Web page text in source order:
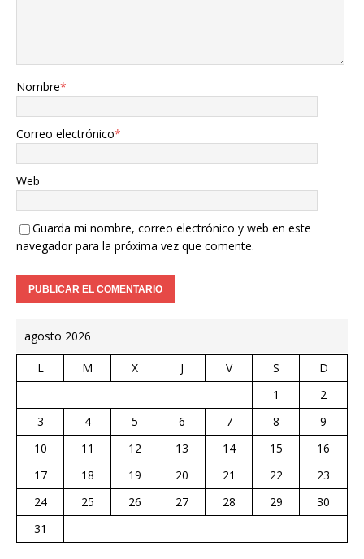
Nombre*
Correo electrónico*
Web
Guarda mi nombre, correo electrónico y web en este
navegador para la próxima vez que comente.
agosto 2026
L M X J V S
D
1
2
3
4 5 6 7 8
9
10
11 12 13 14 15
16
17
18 19 20 21 22
23
24
25 26 27 28 29
30
31